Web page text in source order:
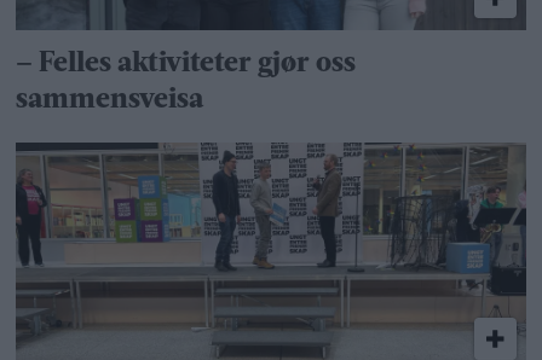
– Felles aktiviteter gjør oss
sammensveisa